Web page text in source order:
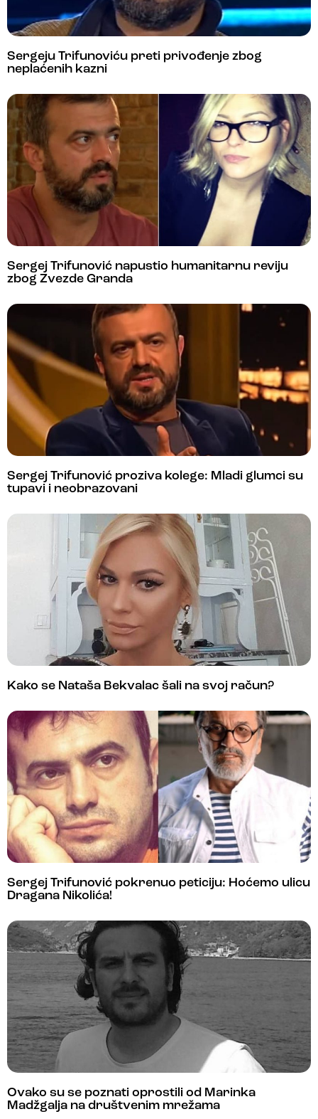
Sergeju Trifunoviću preti privođenje zbog
neplaćenih kazni
Sergej Trifunović napustio humanitarnu reviju
zbog Zvezde Granda
Sergej Trifunović proziva kolege: Mladi glumci su
tupavi i neobrazovani
Kako se Nataša Bekvalac šali na svoj račun?
Sergej Trifunović pokrenuo peticiju: Hoćemo ulicu
Dragana Nikolića!
Ovako su se poznati oprostili od Marinka
Madžgalja na društvenim mrežama